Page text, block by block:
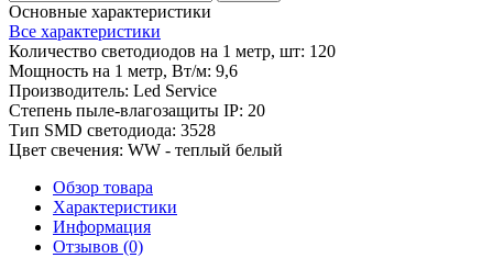
Основные характеристики
Все характеристики
Количество светодиодов на 1 метр, шт: 120
Мощность на 1 метр, Вт/м: 9,6
Производитель: Led Service
Степень пыле-влагозащиты IP: 20
Тип SMD светодиода: 3528
Цвет свечения: WW - теплый белый
Обзор товара
Характеристики
Информация
Отзывов (0)